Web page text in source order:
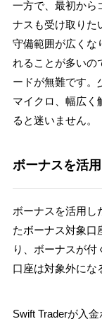
一方で、最初から
ナスも受け取りた
守備範囲が広くな
れることが多いの
ードが無難です。
マイクロ、幅広く
ると迷いません。
ボーナスを活
ボーナスを活用し
たボーナス対象口
り、ボーナスが
口座は対象外にな
Swift Traderが入